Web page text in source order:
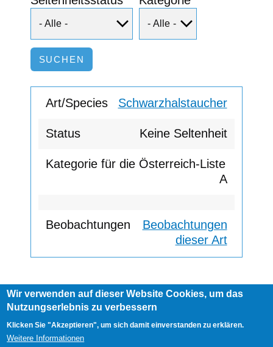
Schwarzhalstaucher
Keine Seltenheit
A
Beobachtungen
dieser Art
Footer
menu
AGB Impressum Links
User
account
Anmelden
Wir verwenden auf dieser Website Cookies, um das
Nutzungserlebnis zu verbessern
Klicken Sie "Akzeptieren", um sich damit einverstanden zu erklären.
Weitere Informationen